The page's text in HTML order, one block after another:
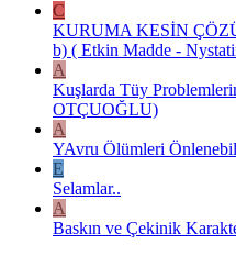
C
KURUMA KESİN
b) ( Etkin Madde -
A
Kuşlarda Tüy
OTÇUOĞLU)
A
YAvru Ölümleri
E
Selamlar..
A
Baskın ve Çekinik